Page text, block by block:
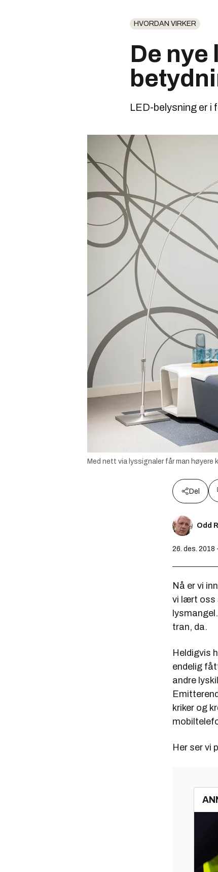
HVORDAN VIRKER
De
LED-belysning er i
Med nett via lyssignaler får man
Del
Odd
26. des. 2018
Nå er vi
vi lært oss
tran, da.
Heldigvis
endelig
andre
kriker og
Her ser vi